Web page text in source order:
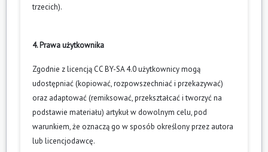
trzecich).
4. Prawa użytkownika
Zgodnie z licencją CC BY-SA 4.0 użytkownicy mogą
udostępniać (kopiować, rozpowszechniać i przekazywać)
oraz adaptować (remiksować, przekształcać i tworzyć na
podstawie materiału) artykuł w dowolnym celu, pod
warunkiem, że oznaczą go w sposób określony przez autora
lub licencjodawcę.